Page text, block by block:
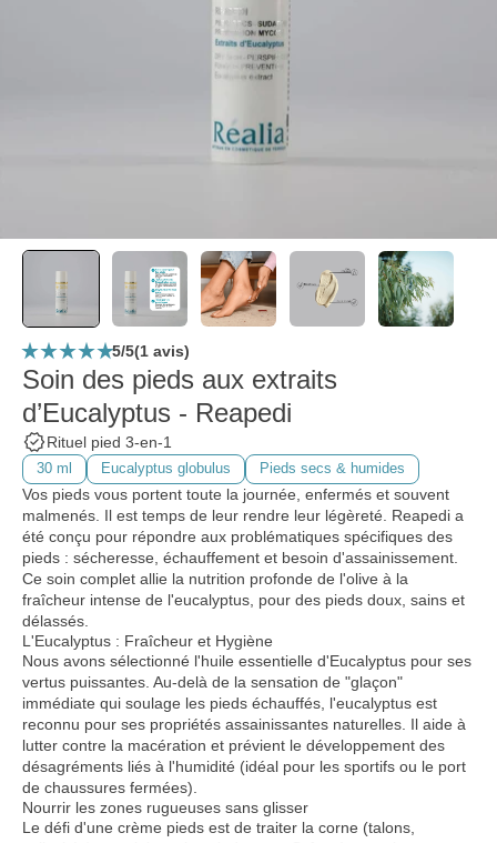
star_ratestar_ratestar_ratestar_ratestar_rate5/5(1 avis)
Soin des pieds aux extraits
d’Eucalyptus - Reapedi
verifiedRituel pied 3-en-1
30 ml Eucalyptus globulus Pieds secs & humides
Vos pieds vous portent toute la journée, enfermés et souvent
malmenés. Il est temps de leur rendre leur légèreté. Reapedi a
été conçu pour répondre aux problématiques spécifiques des
pieds : sécheresse, échauffement et besoin d'assainissement.
Ce soin complet allie la nutrition profonde de l'olive à la
fraîcheur intense de l'eucalyptus, pour des pieds doux, sains et
délassés.
L'Eucalyptus : Fraîcheur et Hygiène
Nous avons sélectionné l'huile essentielle d'Eucalyptus pour ses
vertus puissantes. Au-delà de la sensation de "glaçon"
immédiate qui soulage les pieds échauffés, l'eucalyptus est
reconnu pour ses propriétés assainissantes naturelles. Il aide à
lutter contre la macération et prévient le développement des
désagréments liés à l'humidité (idéal pour les sportifs ou le port
de chaussures fermées).
Nourrir les zones rugueuses sans glisser
Le défi d'une crème pieds est de traiter la corne (talons,